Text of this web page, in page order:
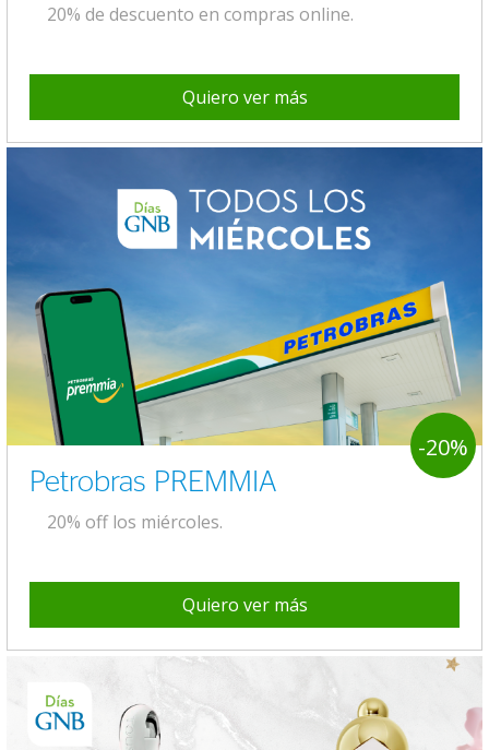
20% de descuento en compras online.
Quiero ver más
-20%
Petrobras PREMMIA
20% off los miércoles.
Quiero ver más